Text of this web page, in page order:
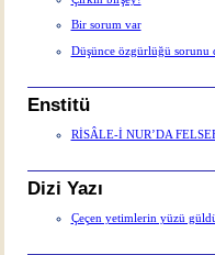
Bir sorum var
Düşünce özgürlüğü sorunu
Enstitü
RİSÂLE-İ NUR’DA
Dizi Yazı
Çeçen yetimlerin yüzü